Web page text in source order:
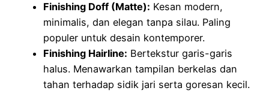
Finishing Doff (Matte): Kesan modern,
minimalis, dan elegan tanpa silau. Paling
populer untuk desain kontemporer.
Finishing Hairline: Bertekstur garis-garis
halus. Menawarkan tampilan berkelas dan
tahan terhadap sidik jari serta goresan kecil.